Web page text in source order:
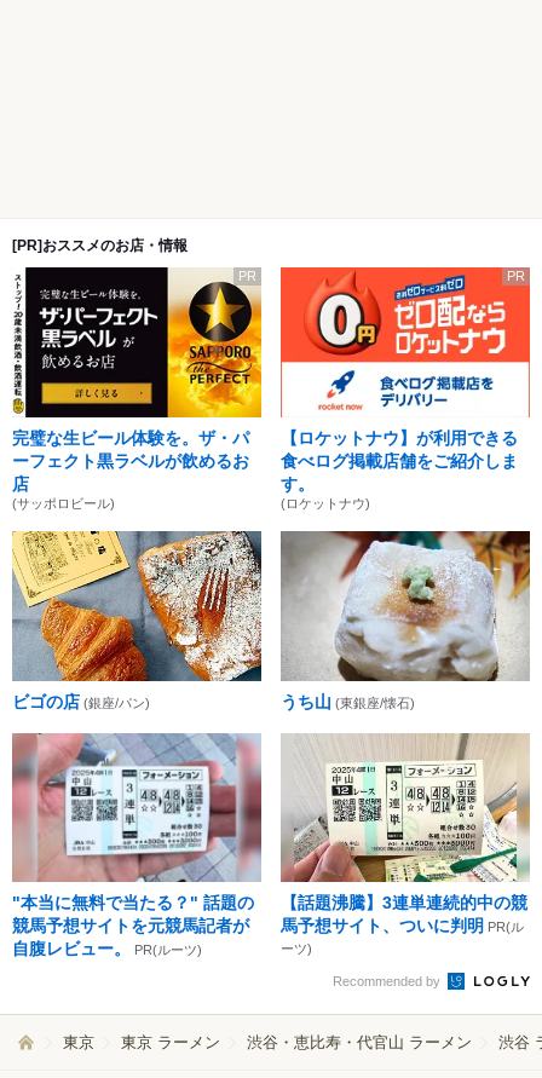
[PR]おススメのお店・情報
PR
完璧な生ビール体験を。ザ・パ
ーフェクト黒ラベルが飲めるお
店
(サッポロビール)
PR
【ロケットナウ】が利用できる
食べログ掲載店舗をご紹介しま
す。
(ロケットナウ)
ビゴの店 (銀座/パン) うち山 (東銀座/懐石)
"本当に無料で当たる？" 話題の
競馬予想サイトを元競馬記者が
自腹レビュー。
PR(ルーツ)
【話題沸騰】3連単連続的中の競
馬予想サイト、ついに判明 PR(ル
ーツ)
Recommended by
東京 東京 ラーメン 渋谷・恵比寿・代官山 ラーメン 渋谷